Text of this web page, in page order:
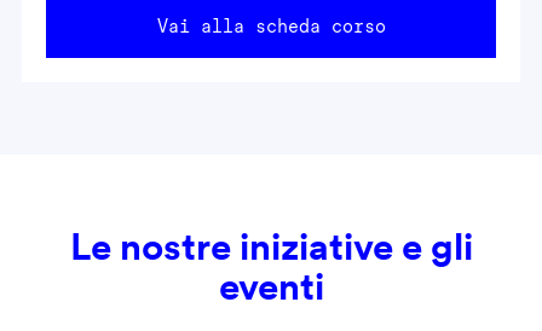
Vai alla scheda corso
Le nostre iniziative e gli
eventi